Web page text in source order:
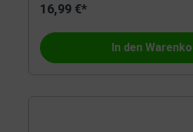
16,99 €*
In den